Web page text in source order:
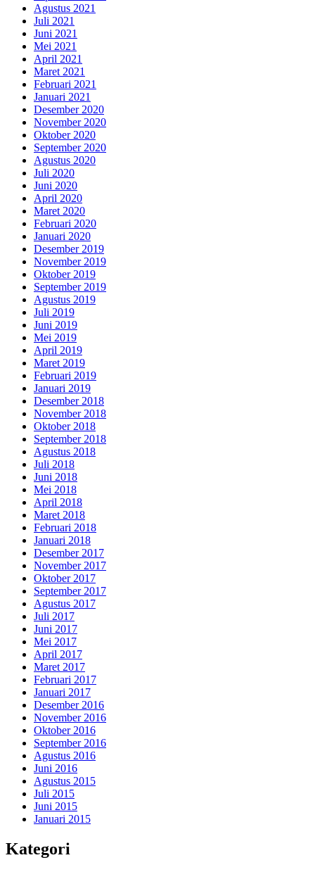
Agustus 2021
Juli 2021
Juni 2021
Mei 2021
April 2021
Maret 2021
Februari 2021
Januari 2021
Desember 2020
November 2020
Oktober 2020
September 2020
Agustus 2020
Juli 2020
Juni 2020
April 2020
Maret 2020
Februari 2020
Januari 2020
Desember 2019
November 2019
Oktober 2019
September 2019
Agustus 2019
Juli 2019
Juni 2019
Mei 2019
April 2019
Maret 2019
Februari 2019
Januari 2019
Desember 2018
November 2018
Oktober 2018
September 2018
Agustus 2018
Juli 2018
Juni 2018
Mei 2018
April 2018
Maret 2018
Februari 2018
Januari 2018
Desember 2017
November 2017
Oktober 2017
September 2017
Agustus 2017
Juli 2017
Juni 2017
Mei 2017
April 2017
Maret 2017
Februari 2017
Januari 2017
Desember 2016
November 2016
Oktober 2016
September 2016
Agustus 2016
Juni 2016
Agustus 2015
Juli 2015
Juni 2015
Januari 2015
Kategori